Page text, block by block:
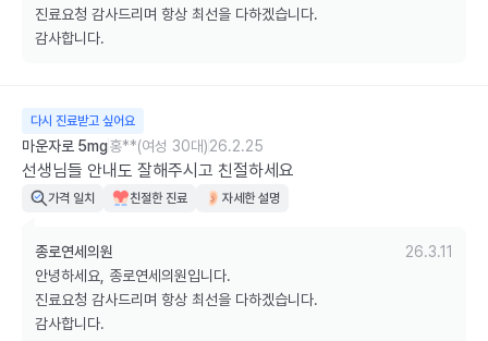
진료요청 감사드리며 항상 최선을 다하겠습니다.
감사합니다.
다시 진료받고 싶어요
마운자로 5mg홍**(여성 30대)26.2.25
선생님들 안내도 잘해주시고 친절하세요
가격 일치 친절한 진료 자세한 설명
종로연세의원
26.3.11
안녕하세요, 종로연세의원입니다.
진료요청 감사드리며 항상 최선을 다하겠습니다.
감사합니다.